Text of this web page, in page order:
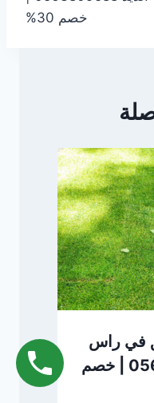
خصم 30%
في راس
الخيمة 0563809588 | خصم